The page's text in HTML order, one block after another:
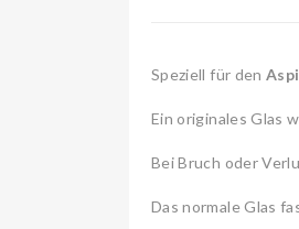
Speziell für den
Ein originales Glas
Bei Bruch oder
Das normale Glas